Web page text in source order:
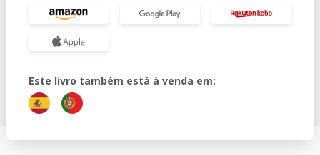
Este livro também está à venda em: